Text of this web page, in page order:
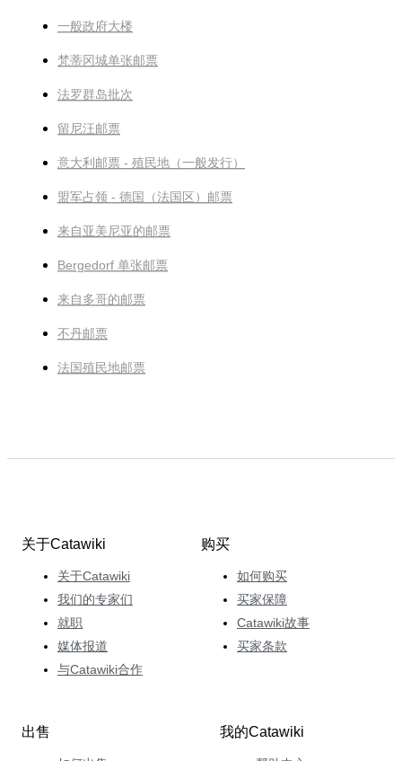
一般政府大楼
梵蒂冈城单张邮票
法罗群岛批次
留尼汪邮票
意大利邮票 - 殖民地（一般发行）
盟军占领 - 德国（法国区）邮票
来自亚美尼亚的邮票
Bergedorf 单张邮票
来自多哥的邮票
不丹邮票
法国殖民地邮票
关于Catawiki
关于Catawiki
我们的专家们
就职
媒体报道
与Catawiki合作
购买
如何购买
买家保障
Catawiki故事
买家条款
出售 我的Catawiki